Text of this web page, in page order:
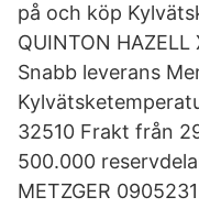
på och köp
QUINTON
Snabb leverans
32510 Frakt från
500.000
METZGER